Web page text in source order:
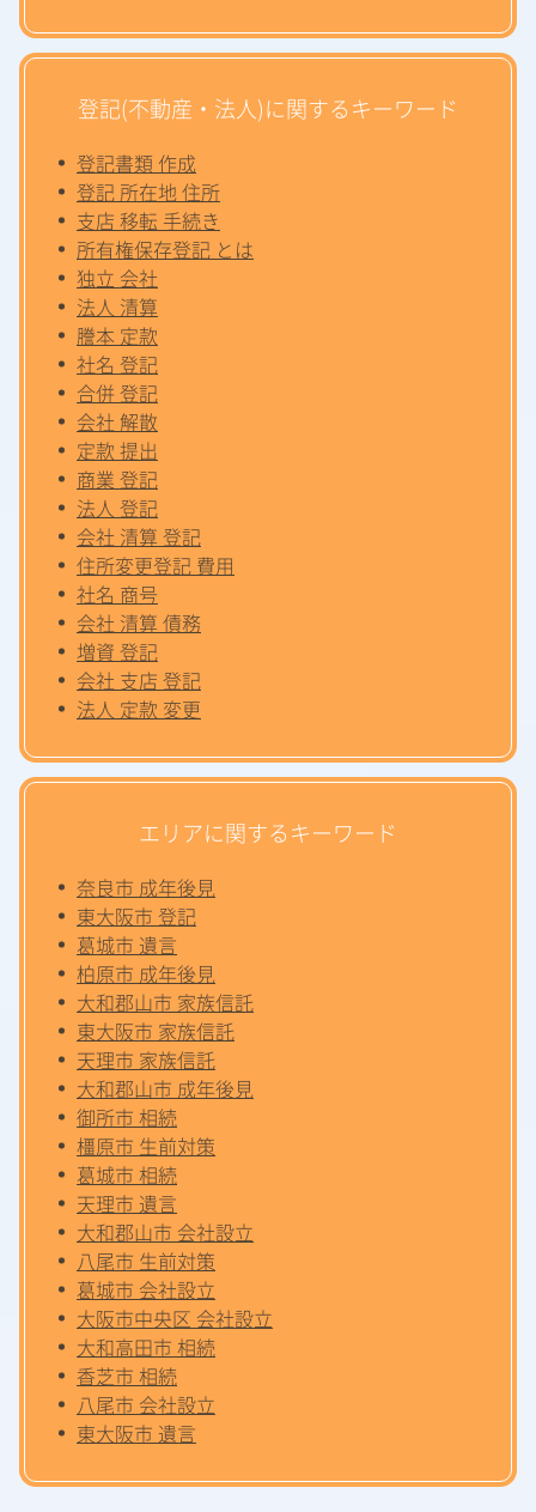
登記(不動産・法人)に関するキーワード
登記書類 作成
登記 所在地 住所
支店 移転 手続き
所有権保存登記 とは
独立 会社
法人 清算
謄本 定款
社名 登記
合併 登記
会社 解散
定款 提出
商業 登記
法人 登記
会社 清算 登記
住所変更登記 費用
社名 商号
会社 清算 債務
増資 登記
会社 支店 登記
法人 定款 変更
エリアに関するキーワード
奈良市 成年後見
東大阪市 登記
葛城市 遺言
柏原市 成年後見
大和郡山市 家族信託
東大阪市 家族信託
天理市 家族信託
大和郡山市 成年後見
御所市 相続
橿原市 生前対策
葛城市 相続
天理市 遺言
大和郡山市 会社設立
八尾市 生前対策
葛城市 会社設立
大阪市中央区 会社設立
大和高田市 相続
香芝市 相続
八尾市 会社設立
東大阪市 遺言